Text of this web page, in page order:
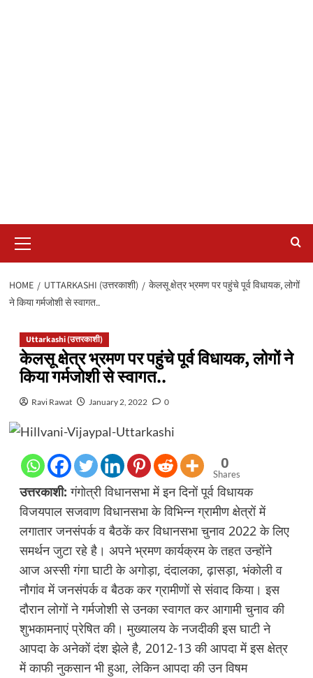
Menu
HOME UTTARKASHI (उत्तरकाशी)
केलसू क्षेत्र भ्रमण पर पहुंचे पूर्व विधायक, लोगों
ने किया गर्मजोशी से स्वागत..
Uttarkashi (उत्तरकाशी)
केलसू क्षेत्र भ्रमण पर पहुंचे पूर्व विधायक, लोगों ने
किया गर्मजोशी से स्वागत..
Ravi Rawat January 2, 2022 0
0
Shares
उत्तरकाशी:गंगोत्री विधानसभा में इन दिनों पूर्व विधायक
विजयपाल सजवाण विधानसभा के विभिन्न ग्रामीण क्षेत्रों में
लगातार जनसंपर्क व बैठकें कर विधानसभा चुनाव 2022 के लिए
समर्थन जुटा रहे है। अपने भ्रमण कार्यक्रम के तहत उन्होंने
आज अस्सी गंगा घाटी के अगोड़ा, दंदालका, ढ़ासड़ा, भंकोली व
नौगांव में जनसंपर्क व बैठक कर ग्रामीणों से संवाद किया। इस
दौरान लोगों ने गर्मजोशी से उनका स्वागत कर आगामी चुनाव की
शुभकामनाएं प्रेषित की। मुख्यालय के नजदीकी इस घाटी ने
आपदा के अनेकों दंश झेले है, 2012-13 की आपदा में इस क्षेत्र
में काफी नुकसान भी हुआ, लेकिन आपदा की उन विषम